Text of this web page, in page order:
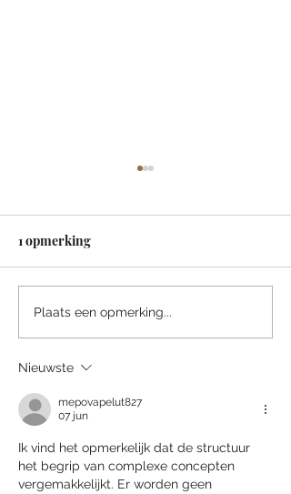
Een sprookjesachtige
nacht in het Efteling
Grand Hotel
1 opmerking
Plaats een opmerking...
Nieuwste
mepovapelut827
07 jun
Ik vind het opmerkelijk dat de structuur
het begrip van complexe concepten
vergemakkelijkt. Er worden geen